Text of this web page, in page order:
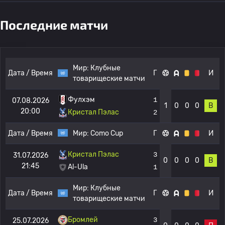
Последние матчи
Дата / Время
Мир: Клубные
товарищеские матчи
Г И
07.08.2026
20:00
Фулхэм
Кристал Пэлас
1
2
1 0 0 0 В
Дата / Время Мир: Como Cup Г И
31.07.2026
21:45
Кристал Пэлас
Al-Ula
3
1
0 0 0 0 В
Дата / Время
Мир: Клубные
товарищеские матчи
Г И
25.07.2026 Бромлей 3